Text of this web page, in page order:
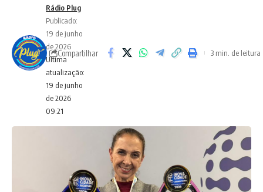
Ultima
atualização:
19 de junho
de 2026
09:21
Rádio Plug
Publicado:
19 de junho
de 2026
Compartilhar 3 min. de leitura